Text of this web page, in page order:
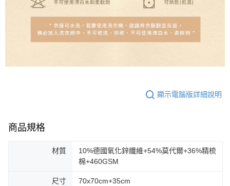
顯示電腦版詳細說明
商品規格
材質
10%德國氧化鋅纖維+54%莫代爾+36%精梳
棉+460GSM
尺寸 70x70cm+35cm